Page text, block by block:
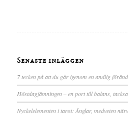
Senaste inläggen
7 tecken på att du går igenom en andlig
Höstdagjämningen – en port till balans,
Nyckelelementen i tarot: Änglar, medveten